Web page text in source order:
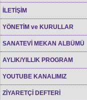
İLETİŞİM
YÖNETİM ve KURULLAR
SANATEVİ MEKAN ALBÜMÜ
AYLIK/YILLIK PROGRAM
YOUTUBE KANALIMIZ
ZİYARETÇİ DEFTERİ